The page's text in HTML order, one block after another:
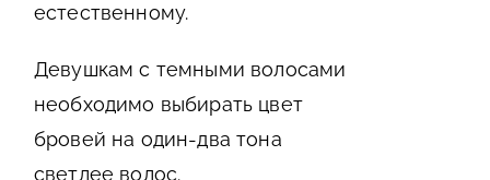
естественному.
Девушкам с темными волосами
необходимо выбирать цвет
бровей на один-два тона
светлее волос.